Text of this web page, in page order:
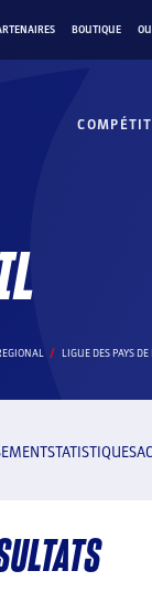
BOUTIQUE
LIGUE DES PAYS
STATISTIQUES